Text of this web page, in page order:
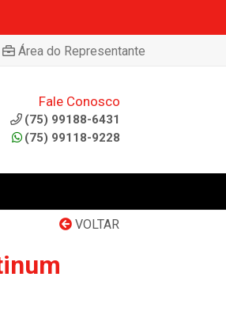
Área do Representante
Fale Conosco
(75) 99188-6431
(75) 99118-9228
VOLTAR